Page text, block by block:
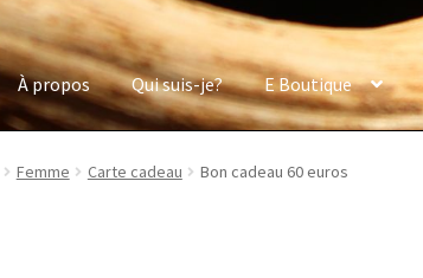
À propos Qui suis-je? E Boutique
Femme Carte cadeau Bon cadeau 60 euros